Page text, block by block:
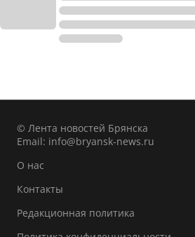
© Лента новостей Брянска
Email: info@bryansk-news.ru
О нас
Контакты
Редакционная политика